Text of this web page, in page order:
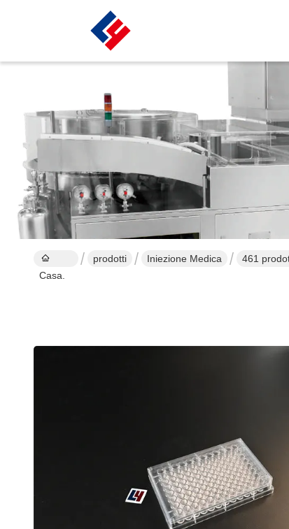
Casa.
prodotti Iniezione Medica
461